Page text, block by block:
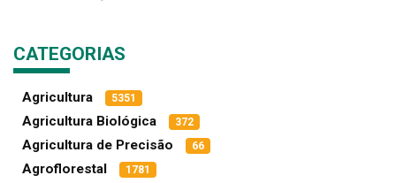
CATEGORIAS
Agricultura 5351
Agricultura Biológica 372
Agricultura de Precisão 66
Agroflorestal 1781